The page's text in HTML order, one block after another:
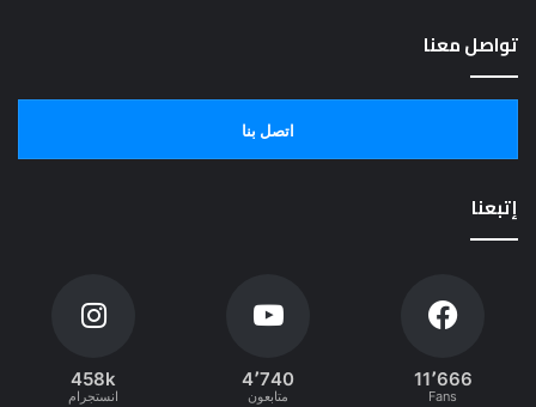
تواصل معنا
اتصل بنا
إتبعنا
11٬666
Fans
4٬740
متابعون
458k
انستجرام